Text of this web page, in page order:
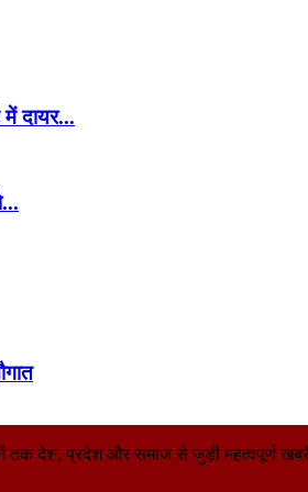
दायर...
देश, प्रदेश और समाज से जुड़ी महत्वपूर्ण खबरें